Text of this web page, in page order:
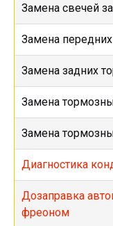
Замена свечей
Замена
Замена задних
Замена
Замена
Диагностика
Дозаправка
фреоном